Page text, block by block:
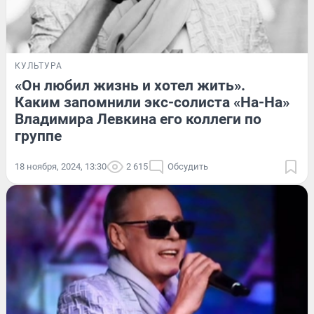
КУЛЬТУРА
«Он любил жизнь и хотел жить».
Каким запомнили экс-солиста «На-На»
Владимира Левкина его коллеги по
группе
18 ноября, 2024, 13:30 2 615 Обсудить